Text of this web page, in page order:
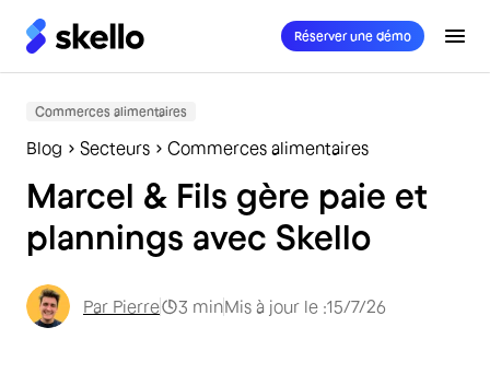
Réserver une démo
Commerces alimentaires
Blog Secteurs Commerces alimentaires
Marcel & Fils gère paie et
plannings avec Skello
Par Pierre 3 minMis à jour le :15/7/26